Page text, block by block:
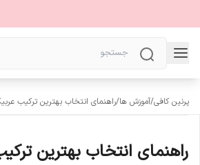
پرنین کافی/آموزش ها/راهنمای انتخاب بهترین ترکیب
راهنمای انتخاب بهترین